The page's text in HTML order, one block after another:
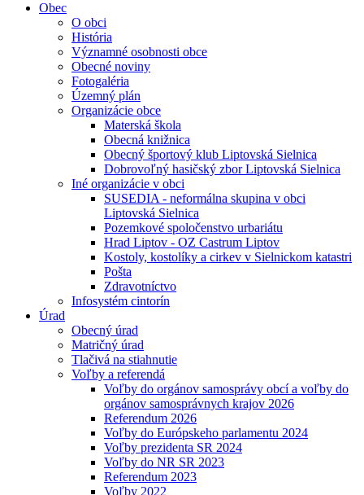
Obec
O obci
História
Významné osobnosti obce
Obecné noviny
Fotogaléria
Územný plán
Organizácie obce
Materská škola
Obecná knižnica
Obecný športový klub Liptovská Sielnica
Dobrovoľný hasičský zbor Liptovská Sielnica
Iné organizácie v obci
SUSEDIA - neformálna skupina v obci
Liptovská Sielnica
Pozemkové spoločenstvo urbariátu
Hrad Liptov - OZ Castrum Liptov
Kostoly, kostolíky a cirkev v Sielnickom katastri
Pošta
Zdravotníctvo
Infosystém cintorín
Úrad
Obecný úrad
Matričný úrad
Tlačivá na stiahnutie
Voľby a referendá
Voľby do orgánov samosprávy obcí a voľby do
orgánov samosprávnych krajov 2026
Referendum 2026
Voľby do Európskeho parlamentu 2024
Voľby prezidenta SR 2024
Voľby do NR SR 2023
Referendum 2023
Voľby 2022